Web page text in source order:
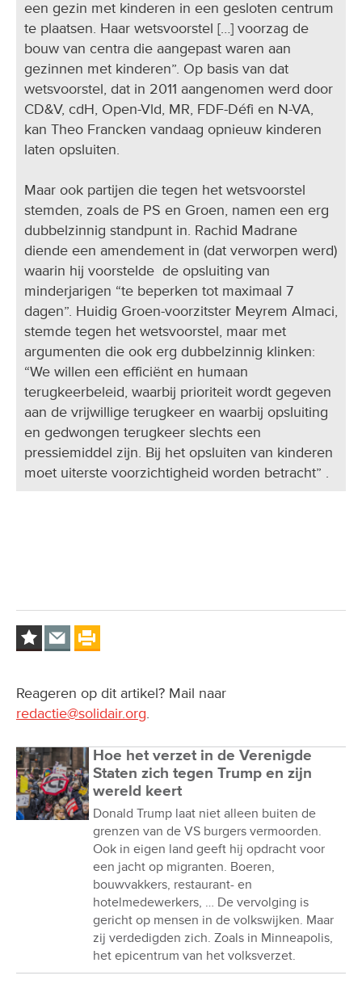
een gezin met kinderen in een gesloten centrum
te plaatsen. Haar wetsvoorstel […] voorzag de
bouw van centra die aangepast waren aan
gezinnen met kinderen”. Op basis van dat
wetsvoorstel, dat in 2011 aangenomen werd door
CD&V, cdH, Open-Vld, MR, FDF-Défi en N-VA,
kan Theo Francken vandaag opnieuw kinderen
laten opsluiten.
Maar ook partijen die tegen het wetsvoorstel
stemden, zoals de PS en Groen, namen een erg
dubbelzinnig standpunt in. Rachid Madrane
diende een amendement in (dat verworpen werd)
waarin hij voorstelde de opsluiting van
minderjarigen “te beperken tot maximaal 7
dagen”. Huidig Groen-voorzitster Meyrem Almaci,
stemde tegen het wetsvoorstel, maar met
argumenten die ook erg dubbelzinnig klinken:
“We willen een efficiënt en humaan
terugkeerbeleid, waarbij prioriteit wordt gegeven
aan de vrijwillige terugkeer en waarbij opsluiting
en gedwongen terugkeer slechts een
pressiemiddel zijn. Bij het opsluiten van kinderen
moet uiterste voorzichtigheid worden betracht” .
Reageren op dit artikel? Mail naar
redactie@solidair.org.
Hoe het verzet in de Verenigde
Staten zich tegen Trump en zijn
wereld keert
Donald Trump laat niet alleen buiten de
grenzen van de VS burgers vermoorden.
Ook in eigen land geeft hij opdracht voor
een jacht op migranten. Boeren,
bouwvakkers, restaurant- en
hotelmedewerkers, … De vervolging is
gericht op mensen in de volkswijken. Maar
zij verdedigden zich. Zoals in Minneapolis,
het epicentrum van het volksverzet.